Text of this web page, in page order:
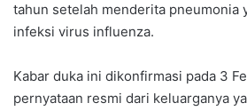
tahun setelah menderita pneumonia
infeksi virus influenza.
Kabar duka ini dikonfirmasi pada 3
pernyataan resmi dari keluarganya